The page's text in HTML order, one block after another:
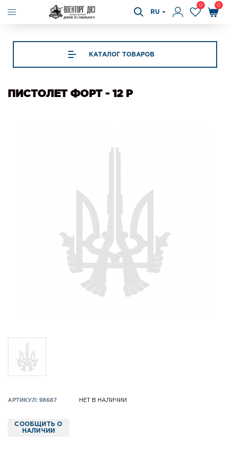
RU
0 0
КАТАЛОГ ТОВАРОВ
ПИСТОЛЕТ ФОРТ - 12 Р
АРТИКУЛ: 98687 НЕТ В НАЛИЧИИ
СООБЩИТЬ О
НАЛИЧИИ